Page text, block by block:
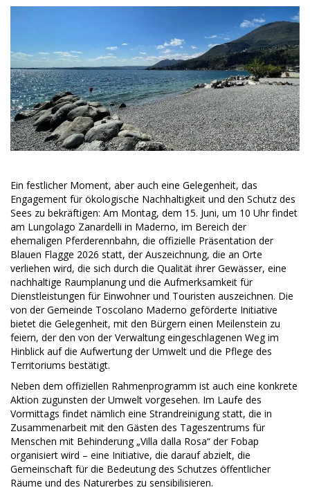
Ein festlicher Moment, aber auch eine Gelegenheit, das
Engagement für ökologische Nachhaltigkeit und den Schutz des
Sees zu bekräftigen: Am Montag, dem 15. Juni, um 10 Uhr findet
am Lungolago Zanardelli in Maderno, im Bereich der
ehemaligen Pferderennbahn, die offizielle Präsentation der
Blauen Flagge 2026 statt, der Auszeichnung, die an Orte
verliehen wird, die sich durch die Qualität ihrer Gewässer, eine
nachhaltige Raumplanung und die Aufmerksamkeit für
Dienstleistungen für Einwohner und Touristen auszeichnen. Die
von der Gemeinde Toscolano Maderno geförderte Initiative
bietet die Gelegenheit, mit den Bürgern einen Meilenstein zu
feiern, der den von der Verwaltung eingeschlagenen Weg im
Hinblick auf die Aufwertung der Umwelt und die Pflege des
Territoriums bestätigt.
Neben dem offiziellen Rahmenprogramm ist auch eine konkrete
Aktion zugunsten der Umwelt vorgesehen. Im Laufe des
Vormittags findet nämlich eine Strandreinigung statt, die in
Zusammenarbeit mit den Gästen des Tageszentrums für
Menschen mit Behinderung „Villa dalla Rosa“ der Fobap
organisiert wird – eine Initiative, die darauf abzielt, die
Gemeinschaft für die Bedeutung des Schutzes öffentlicher
Räume und des Naturerbes zu sensibilisieren.